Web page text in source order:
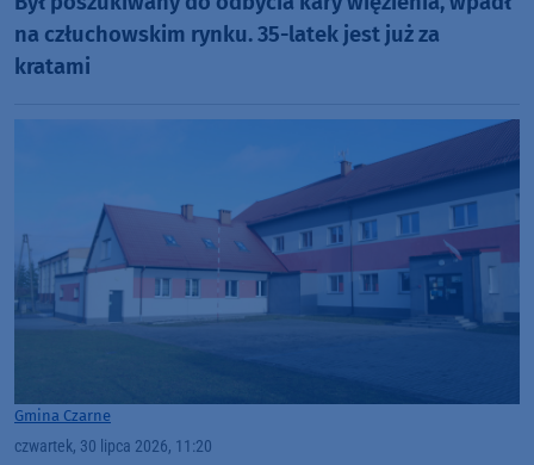
na człuchowskim rynku. 35-latek jest już za
kratami
Gmina Czarne
czwartek, 30 lipca 2026, 11:20